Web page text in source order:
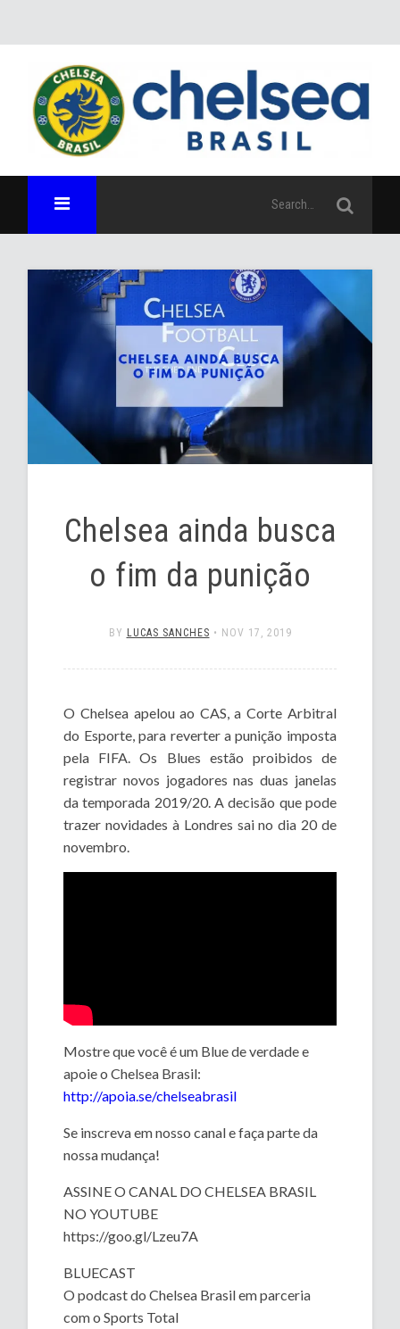
Chelsea ainda busca
o fim da punição
BY LUCAS SANCHES • NOV 17, 2019
O Chelsea apelou ao CAS, a Corte Arbitral
do Esporte, para reverter a punição imposta
pela FIFA. Os Blues estão proibidos de
registrar novos jogadores nas duas janelas
da temporada 2019/20. A decisão que pode
trazer novidades à Londres sai no dia 20 de
novembro.
Mostre que você é um Blue de verdade e
apoie o Chelsea Brasil:
http://apoia.se/chelseabrasil
Se inscreva em nosso canal e faça parte da
nossa mudança!
ASSINE O CANAL DO CHELSEA BRASIL
NO YOUTUBE
https://goo.gl/Lzeu7A
BLUECAST
O podcast do Chelsea Brasil em parceria
com o Sports Total